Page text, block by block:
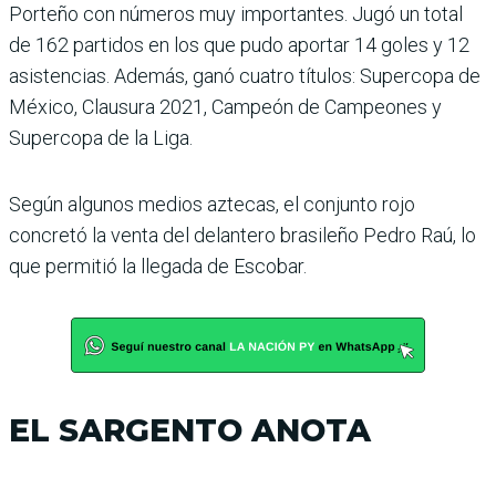
Porteño con números muy importan­tes. Jugó un total
de 162 par­tidos en los que pudo apor­tar 14 goles y 12
asistencias. Además, ganó cuatro títulos: Supercopa de
México, Clau­sura 2021, Campeón de Cam­peones y
Supercopa de la Liga.
Según algunos medios azte­cas, el conjunto rojo
concretó la venta del delantero brasi­leño Pedro Raú, lo
que per­mitió la llegada de Escobar.
EL SARGENTO ANOTA